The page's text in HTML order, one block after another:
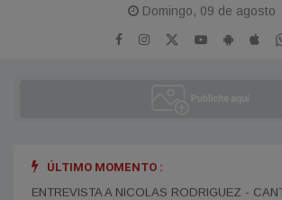
Domingo, 09 de agosto
ÚLTIMO MOMENTO :
ENTREVISTA A DANIEL DARTIGUELONGUE -